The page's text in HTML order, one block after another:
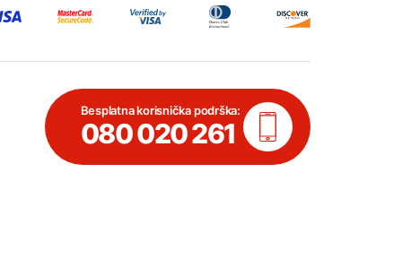
Besplatna korisnička podrška:
080 020 261